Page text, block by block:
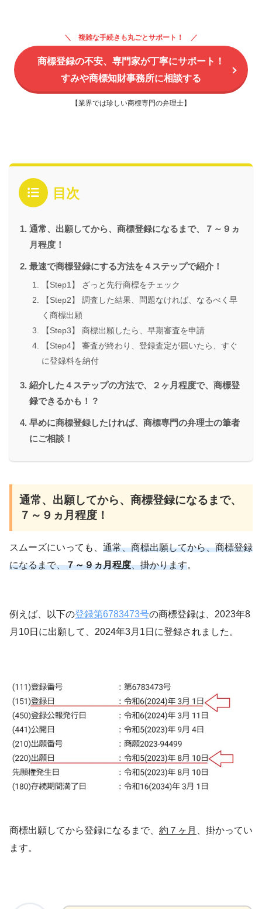
複雑な手続きも丸ごとサポート！
商標登録の不安、専門家が丁寧にサポート！
すみや商標知財事務所に相談する
【業界では珍しい商標専門の弁理士】
目次
通常、出願してから、商標登録になるまで、７～９ヵ
月程度！
最速で商標登録にする方法を４ステップで紹介！
【Step1】 ざっと先行商標をチェック
【Step2】 調査した結果、問題なければ、なるべく早
く商標出願
【Step3】 商標出願したら、早期審査を申請
【Step4】 審査が終わり、登録査定が届いたら、すぐ
に登録料を納付
紹介した４ステップの方法で、２ヶ月程度で、商標登
録できるかも！？
早めに商標登録したければ、商標専門の弁理士の筆者
にご相談！
通常、出願してから、商標登録になるまで、
７～９ヵ月程度！
スムーズにいっても、 通常、商標出願してから、商標登録
になるまで、７～９ヵ月程度、掛かります。
例えば、以下の登録第6783473号の商標登録は、2023年8
月10日に出願して、2024年3月1日に登録されました。
商標出願してから登録になるまで、 約７ヶ月
、掛かってい
ます。